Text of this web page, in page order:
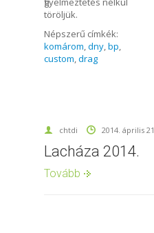
töröljük.
Népszerű címkék:
komárom dny bp
custom drag
chtdi 2014. április 21.
Lacháza 2014.
Tovább